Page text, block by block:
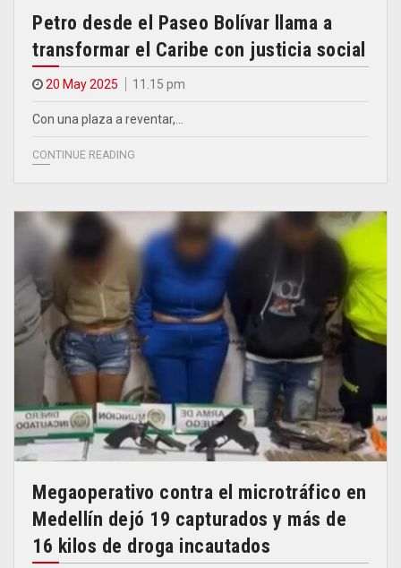
Petro desde el Paseo Bolívar llama a
transformar el Caribe con justicia social
20 May 2025 11.15 pm
Con una plaza a reventar,…
CONTINUE READING
Megaoperativo contra el microtráfico en
Medellín dejó 19 capturados y más de
16 kilos de droga incautados